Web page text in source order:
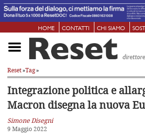
HOME CONTATTI CHI SIAMO
Reset»Tag»
Integrazione politica e
Macron disegna la nuova
Simone Disegni
9 Maggio 2022